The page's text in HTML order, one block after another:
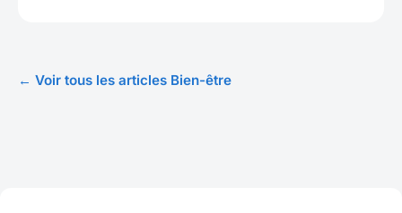
← Voir tous les articles Bien-être